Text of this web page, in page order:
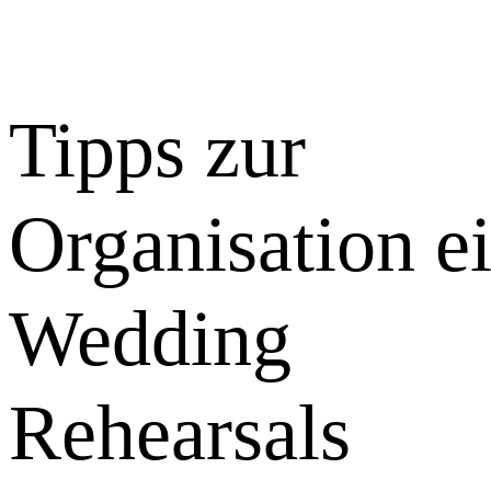
Tipps zur
Organisation
Wedding
Rehearsals